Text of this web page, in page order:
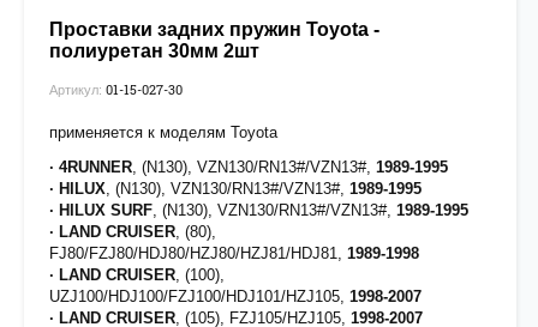
Проставки задних пружин Toyota -
полиуретан 30мм 2шт
Артикул: 01-15-027-30
применяется к моделям Toyota
· 4RUNNER , (N130), VZN130/RN13#/VZN13#, 1989-1995
· HILUX , (N130), VZN130/RN13#/VZN13#, 1989-1995
· HILUX SURF , (N130), VZN130/RN13#/VZN13#, 1989-1995
· LAND CRUISER , (80),
FJ80/FZJ80/HDJ80/HZJ80/HZJ81/HDJ81, 1989-1998
· LAND CRUISER , (100),
UZJ100/HDJ100/FZJ100/HDJ101/HZJ105, 1998-2007
· LAND CRUISER , (105), FZJ105/HZJ105, 1998-2007